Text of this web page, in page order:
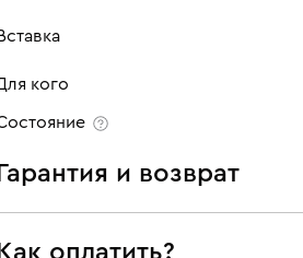
Бриллиант
Количество
Каратность
кого
Гарантия и возврат
предоставляем следующие
Как оплатить?